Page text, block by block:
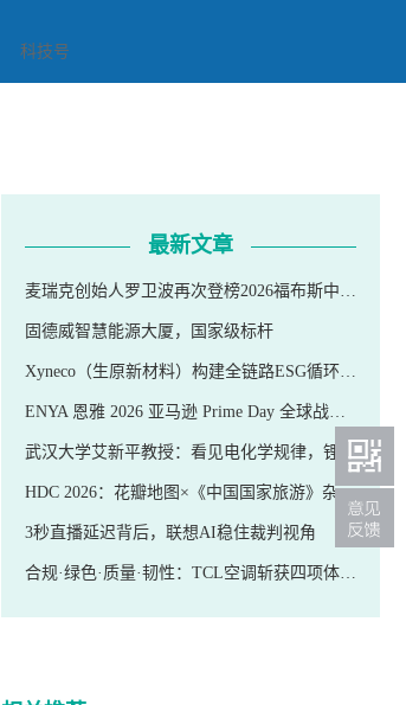
科技号
最新文章
麦瑞克创始人罗卫波再次登榜2026福布斯中国新生代跨境电商30人
固德威智慧能源大厦，国家级标杆
Xyneco（生原新材料）构建全链路ESG循环再生体系，5000吨级绿色材料产能赋能消费电子、美妆头部品牌双碳发展
ENYA 恩雅 2026 亚马逊 Prime Day 全球战绩重磅发布
武汉大学艾新平教授：看见电化学规律，锂电才能持续领先
HDC 2026：花瓣地图×《中国国家旅游》杂志签约，共创文旅数字化新体验
3秒直播延迟背后，联想AI稳住裁判视角
合规·绿色·质量·韧性：TCL空调斩获四项体系认证